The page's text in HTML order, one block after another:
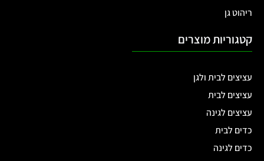
ריהוט גן
קטגוריות מוצרים
עציצים לבית ולגן
עציצים לבית
עציצים לגינה
כדים לבית
כדים לגינה